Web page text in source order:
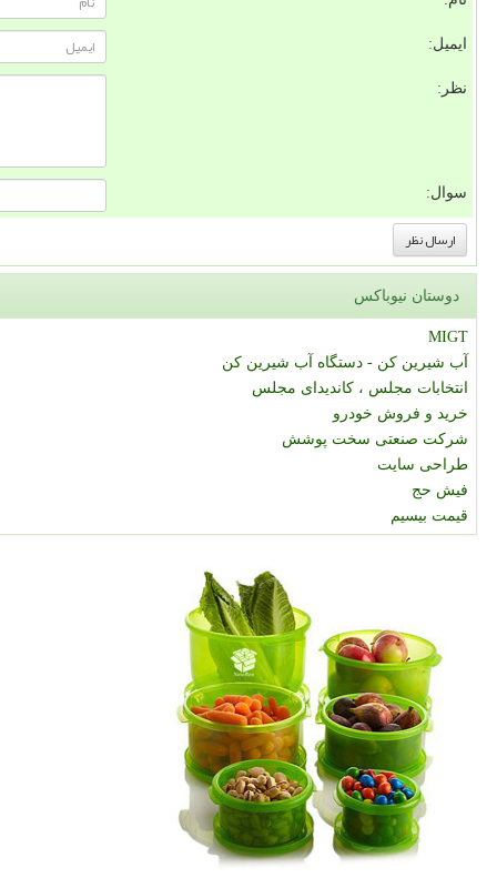
ایمیل:
نظر:
سوال:
دوستان نیوباکس
MIGT
آب شیرین کن - دستگاه آب شیرین کن
انتخابات مجلس ، کاندیدای مجلس
خرید و فروش خودرو
شرکت صنعتی سخت پوشش
طراحی سایت
فیش حج
قیمت بیسیم